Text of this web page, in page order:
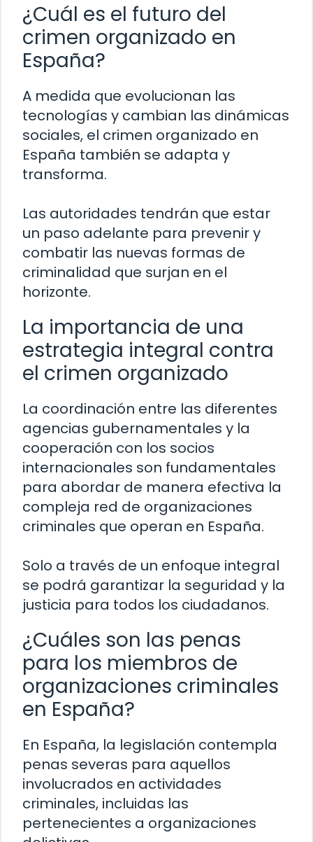
¿Cuál es el futuro del
crimen organizado en
España?
A medida que evolucionan las
tecnologías y cambian las dinámicas
sociales, el crimen organizado en
España también se adapta y
transforma.
Las autoridades tendrán que estar
un paso adelante para prevenir y
combatir las nuevas formas de
criminalidad que surjan en el
horizonte.
La importancia de una
estrategia integral contra
el crimen organizado
La coordinación entre las diferentes
agencias gubernamentales y la
cooperación con los socios
internacionales son fundamentales
para abordar de manera efectiva la
compleja red de organizaciones
criminales que operan en España.
Solo a través de un enfoque integral
se podrá garantizar la seguridad y la
justicia para todos los ciudadanos.
¿Cuáles son las penas
para los miembros de
organizaciones criminales
en España?
En España, la legislación contempla
penas severas para aquellos
involucrados en actividades
criminales, incluidas las
pertenecientes a organizaciones